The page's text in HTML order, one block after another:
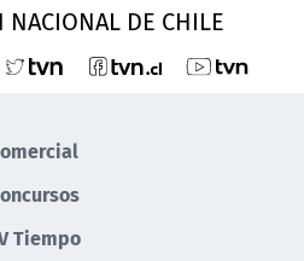
NACIONAL DE CHILE
Tiempo